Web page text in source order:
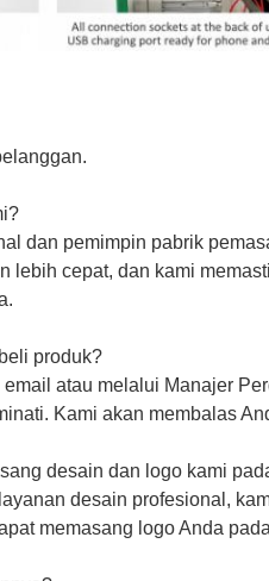
dan pemimpin pabrik
lebih cepat, dan kami
produk?
atau melalui Manajer
Kami akan membalas
desain dan logo kami
desain profesional,
memasang logo Anda